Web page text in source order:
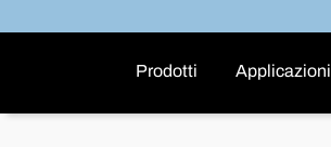
Prodotti Applicazioni